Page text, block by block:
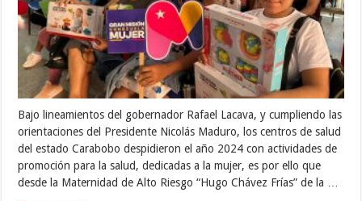
Bajo lineamientos del gobernador Rafael Lacava, y cumpliendo las
orientaciones del Presidente Nicolás Maduro, los centros de salud
del estado Carabobo despidieron el año 2024 con actividades de
promoción para la salud, dedicadas a la mujer, es por ello que
desde la Maternidad de Alto Riesgo “Hugo Chávez Frías” de la …